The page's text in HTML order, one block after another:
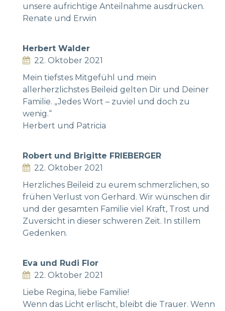
unsere aufrichtige Anteilnahme ausdrücken.
Renate und Erwin
Herbert Walder
22. Oktober 2021
Mein tiefstes Mitgefühl und mein
allerherzlichstes Beileid gelten Dir und Deiner
Familie. „Jedes Wort – zuviel und doch zu
wenig.“
Herbert und Patricia
Robert und Brigitte FRIEBERGER
22. Oktober 2021
Herzliches Beileid zu eurem schmerzlichen, so
frühen Verlust von Gerhard. Wir wünschen dir
und der gesamten Familie viel Kraft, Trost und
Zuversicht in dieser schweren Zeit. In stillem
Gedenken.
Eva und Rudi Flor
22. Oktober 2021
Liebe Regina, liebe Familie!
Wenn das Licht erlischt, bleibt die Trauer. Wenn